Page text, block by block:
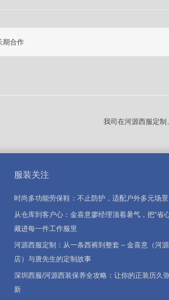
期合作
我司在河源西服定
服装关注
时尚多功能劳保鞋：不止防护，适配户外多元场景
从仓库到客户心：金喜意廖经理顶着暑气，把“省
藏进每一件工作服里
河源西服定制：从一条西裤到整套 – 金喜意（河源
店）与唐先生的定制故事
深圳西服/河源西装保养全攻略：让你的正装历久
新